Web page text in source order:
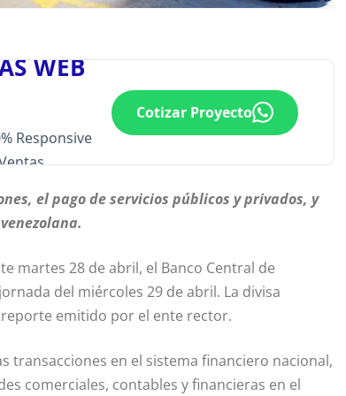
WEB
Responsive
Cotizar Proyecto
el pago de servicios públicos y privados, y
martes 28 de abril, el Banco Central de
del miércoles 29 de abril. La divisa
emitido por el ente rector.
transacciones en el sistema financiero nacional,
comerciales, contables y financieras en el